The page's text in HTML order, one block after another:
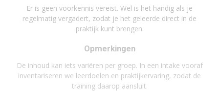
Er is geen voorkennis vereist. Wel is het handig als je
regelmatig vergadert, zodat je het geleerde direct in de
praktijk kunt brengen.
Opmerkingen
De inhoud kan iets variëren per groep. In een intake vooraf
inventariseren we leerdoelen en praktijkervaring, zodat de
training daarop aansluit.